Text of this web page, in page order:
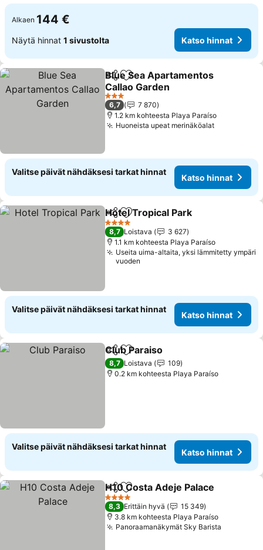
Alkaen 144 €
Näytä hinnat 1 sivustolta Katso hinnat
Jaa Lisää suosikkeihin
Blue Sea Apartamentos
Callao Garden
3 Tähtiluokitus
6,7
7 870
1.2 km kohteesta Playa Paraíso
Huoneista upeat merinäköalat
Valitse päivät nähdäksesi tarkat hinnat
Katso hinnat
Jaa Lisää suosikkeihin
Hotel Tropical Park
4 Tähtiluokitus
8,7 Loistava
3 627
1.1 km kohteesta Playa Paraíso
Useita uima-altaita, yksi lämmitetty ympäri
vuoden
Valitse päivät nähdäksesi tarkat hinnat
Katso hinnat
Jaa Lisää suosikkeihin
Club Paraiso
8,7 Loistava
109
0.2 km kohteesta Playa Paraíso
Valitse päivät nähdäksesi tarkat hinnat
Katso hinnat
Jaa Lisää suosikkeihin
H10 Costa Adeje Palace
4 Tähtiluokitus
8,3 Erittäin hyvä
15 349
3.8 km kohteesta Playa Paraíso
Panoraamanäkymät Sky Barista